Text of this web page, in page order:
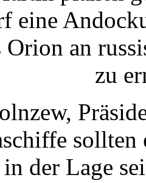
eine
an
zu
sollten
in der Lage